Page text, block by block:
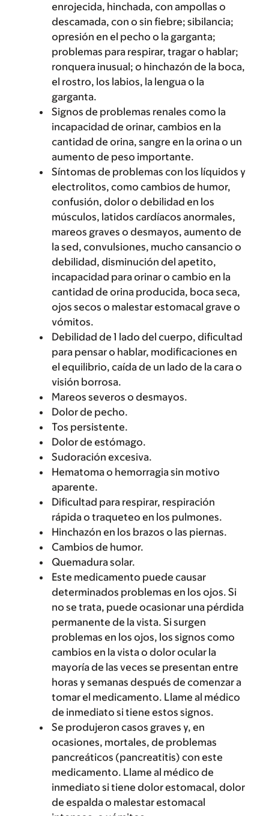
enrojecida, hinchada, con ampollas o
descamada, con o sin fiebre; sibilancia;
opresión en el pecho o la garganta;
problemas para respirar, tragar o hablar;
ronquera inusual; o hinchazón de la boca,
el rostro, los labios, la lengua o la
garganta.
Signos de problemas renales como la
incapacidad de orinar, cambios en la
cantidad de orina, sangre en la orina o un
aumento de peso importante.
Síntomas de problemas con los líquidos y
electrolitos, como cambios de humor,
confusión, dolor o debilidad en los
músculos, latidos cardíacos anormales,
mareos graves o desmayos, aumento de
la sed, convulsiones, mucho cansancio o
debilidad, disminución del apetito,
incapacidad para orinar o cambio en la
cantidad de orina producida, boca seca,
ojos secos o malestar estomacal grave o
vómitos.
Debilidad de 1 lado del cuerpo, dificultad
para pensar o hablar, modificaciones en
el equilibrio, caída de un lado de la cara o
visión borrosa.
Mareos severos o desmayos.
Dolor de pecho.
Tos persistente.
Dolor de estómago.
Sudoración excesiva.
Hematoma o hemorragia sin motivo
aparente.
Dificultad para respirar, respiración
rápida o traqueteo en los pulmones.
Hinchazón en los brazos o las piernas.
Cambios de humor.
Quemadura solar.
Este medicamento puede causar
determinados problemas en los ojos. Si
no se trata, puede ocasionar una pérdida
permanente de la vista. Si surgen
problemas en los ojos, los signos como
cambios en la vista o dolor ocular la
mayoría de las veces se presentan entre
horas y semanas después de comenzar a
tomar el medicamento. Llame al médico
de inmediato si tiene estos signos.
Se produjeron casos graves y, en
ocasiones, mortales, de problemas
pancreáticos (pancreatitis) con este
medicamento. Llame al médico de
inmediato si tiene dolor estomacal, dolor
de espalda o malestar estomacal